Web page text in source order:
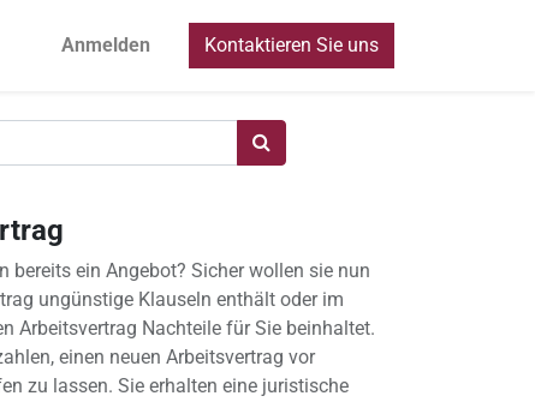
Anmelden Kontaktieren Sie uns
bereits ein Angebot? Sicher wollen sie nun
ungünstige Klauseln enthält oder im
Arbeitsvertrag Nachteile für Sie beinhaltet.
einen neuen Arbeitsvertrag vor
zu lassen. Sie erhalten eine juristische